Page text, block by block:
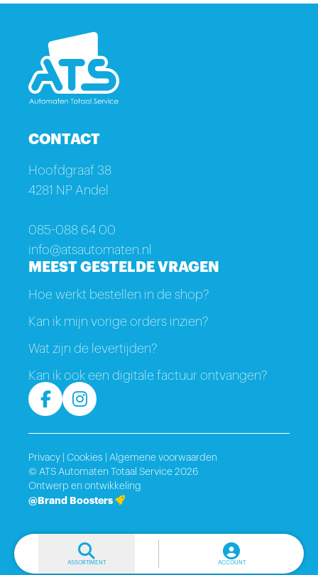
ASSORTIMENT ACCOUNT
CONTACT
Hoofdgraaf 38
4281 NP Andel
085-088 64 00
info@atsautomaten.nl
MEEST GESTELDE VRAGEN
Hoe werkt bestellen in de shop?
Kan ik mijn vorige orders inzien?
Wat zijn de levertijden?
Kan ik ook een digitale factuur ontvangen?
Ontwerp en ontwikkeling
@Brand Boosters
© ATS Automaten Totaal Service 2026
Privacy Cookies Algemene voorwaarden